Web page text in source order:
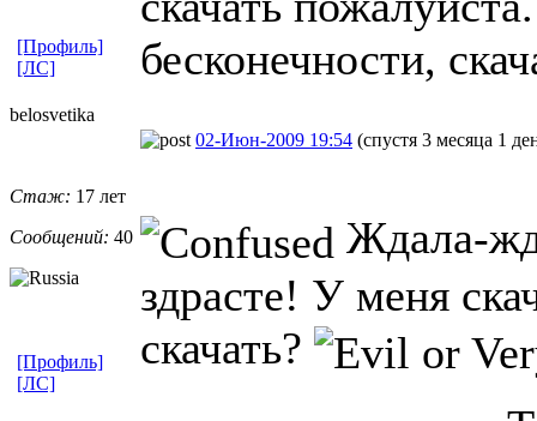
бесконечности,
[Профиль]
[ЛС]
belosvetika
Стаж: 17 лет
Сообщений: 40
02-Июн-2009 19:54 (спустя 3 месяца 1
Ждала-
здрасте! У меня
скачать?
[Профиль]
[ЛС]